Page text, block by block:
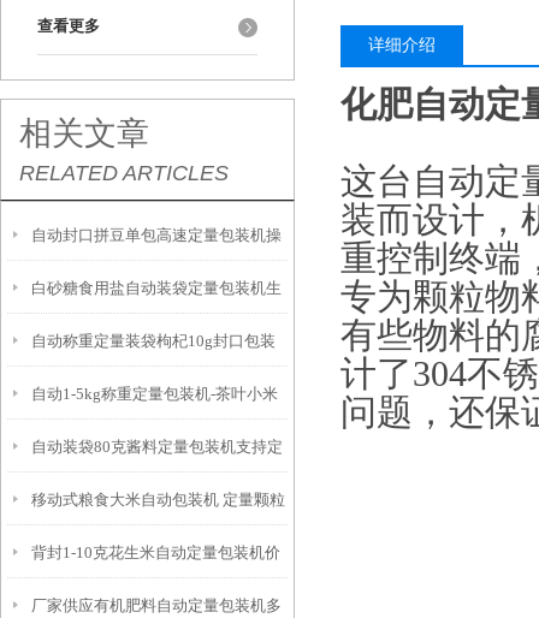
查看更多
相关文章
RELATED ARTICLES
自动封口拼豆单包高速定量包装机操
作简单
白砂糖食用盐自动装袋定量包装机生
产厂家
自动称重定量装袋枸杞10g封口包装
一体机
自动1-5kg称重定量包装机-茶叶小米
装袋设备
自动装袋80克酱料定量包装机支持定
制
移动式粮食大米自动包装机 定量颗粒
包装机价格
背封1-10克花生米自动定量包装机价
格厂家供应有机肥料自动定量包装机多
详细介绍
化肥自动定
这台自动定
装而设计，
重控制终端
专为颗粒物
有些物料的
计了304不
问题，还保